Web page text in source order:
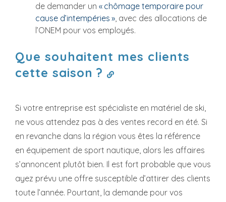
de demander un « chômage temporaire pour
cause d’intempéries » , avec des allocations de
l’ONEM pour vos employés.
Que souhaitent mes clients
cette saison ?
Si votre entreprise est spécialiste en matériel de ski,
ne vous attendez pas à des ventes record en été. Si
en revanche dans la région vous êtes la référence
en équipement de sport nautique, alors les affaires
s’annoncent plutôt bien. Il est fort probable que vous
ayez prévu une offre susceptible d’attirer des clients
toute l’année. Pourtant, la demande pour vos